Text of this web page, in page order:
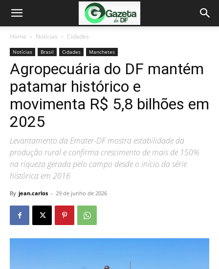
Home Notícias Cidades
Notícias Brasil Cidades Manchetes
Agropecuária do DF mantém
patamar histórico e
movimenta R$ 5,8 bilhões em
2025
Levantamento da Emater-DF mostra estabilidade da
produção rural e confirma crescimento de mais de 150%
na riqueza gerada pelo campo desde o início da série
histórica em 2016
By jean.carlos - 29 de junho de 2026